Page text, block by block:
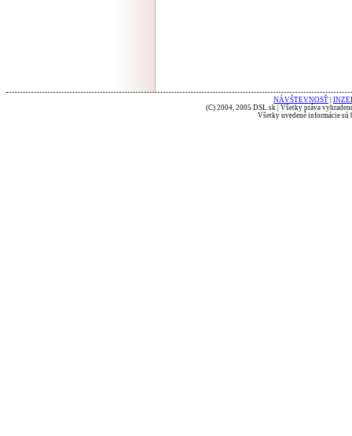
NÁVŠTEVNOSŤ
(C) 2004, 2005 DSL.sk | Všetky práva
Všetky uvedené informácie sú